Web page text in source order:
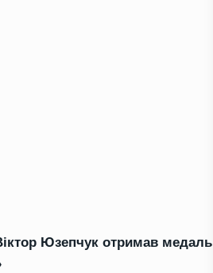
Юзепчук отримав медаль